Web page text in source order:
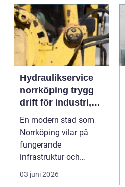
Hydraulikservice
norrköping trygg
drift för industri,
fordon och fartyg
En modern stad som
Norrköping vilar på
fungerande
infrastruktur och
pålitliga maskiner.
Bakom mycket...
03 juni 2026